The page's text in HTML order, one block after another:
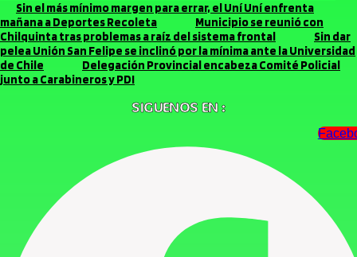
Sin el más mínimo margen para errar, el Uní Uní enfrenta
mañana a Deportes Recoleta
Municipio se reunió con
Chilquinta tras problemas a raíz del sistema frontal
Sin dar
pelea Unión San Felipe se inclinó por la mínima ante la Universidad
de Chile
Delegación Provincial encabeza Comité Policial
junto a Carabineros y PDI
SIGUENOS EN :